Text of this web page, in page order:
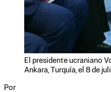
El presidente ucraniano
Ankara, Turquía, el 8 de
Por